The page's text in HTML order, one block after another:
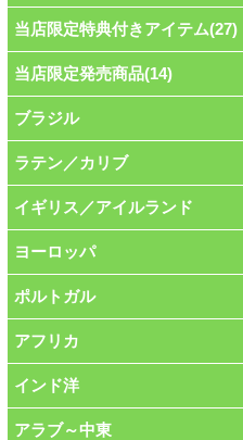
当店限定特典付きアイテム(27)
当店限定発売商品(14)
ブラジル
ラテン／カリブ
イギリス／アイルランド
ヨーロッパ
ポルトガル
アフリカ
インド洋
アラブ～中東